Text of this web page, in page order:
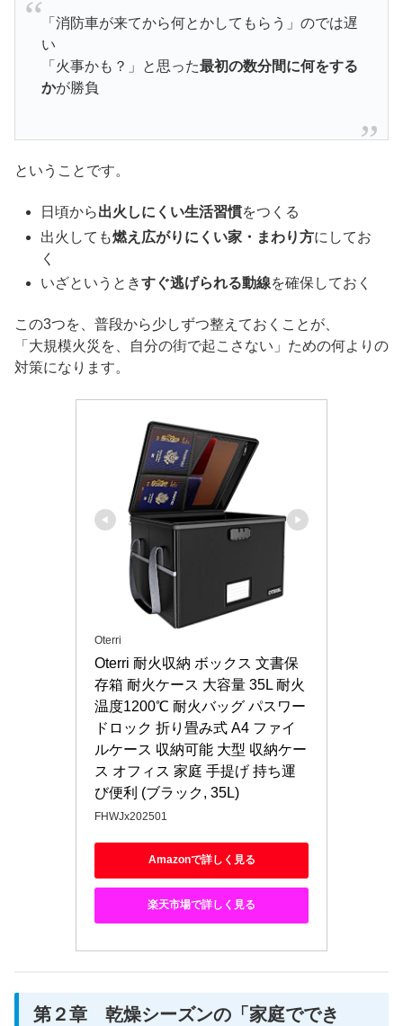
「消防車が来てから何とかしてもらう」のでは遅
い
「火事かも？」と思った最初の数分間に何をする
かが勝負
ということです。
日頃から出火しにくい生活習慣をつくる
出火しても燃え広がりにくい家・まわり方にしてお
く
いざというときすぐ逃げられる動線を確保しておく
この3つを、普段から少しずつ整えておくことが、
「大規模火災を、自分の街で起こさない」ための何よりの
対策になります。
Oterri
Oterri 耐火収納 ボックス 文書保
存箱 耐火ケース 大容量 35L 耐火
温度1200℃ 耐火バッグ パスワー
ドロック 折り畳み式 A4 ファイ
ルケース 収納可能 大型 収納ケー
ス オフィス 家庭 手提げ 持ち運
び便利 (ブラック, 35L)
FHWJx202501
Amazonで詳しく見る
楽天市場で詳しく見る
第２章 乾燥シーズンの「家庭ででき